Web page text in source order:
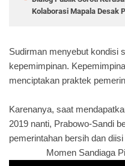
Kolaborasi Mapala Desak
Sudirman menyebut kondisi
kepemimpinan.
menciptakan praktek
Karenanya, saat
2019 nanti, Prabowo-Sandi
pemerintahan bersih dan
Momen Sandiaga